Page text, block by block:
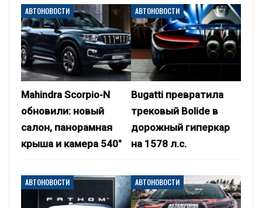
АВТОНОВОСТИ
Mahindra Scorpio-N
обновили: новый
салон, панорамная
крыша и камера 540°
АВТОНОВОСТИ
Bugatti превратила
трековый Bolide в
дорожный гиперкар
на 1578 л.с.
АВТОНОВОСТИ АВТОНОВОСТИ